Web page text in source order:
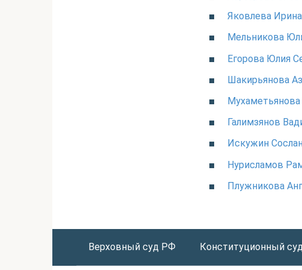
Яковлева
Мельникова
Егорова Юлия
Шакирьянова
Мухаметьянова
Галимзянов
Искужин
Нурисламов
Плужникова
Верховный суд РФ Конституционный